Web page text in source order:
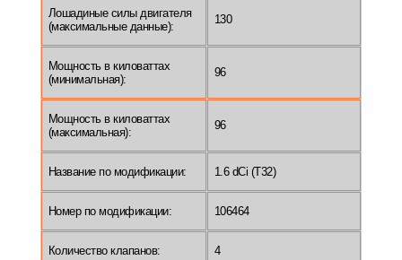
Лошадиные силы двигателя
(максимальные данные):
130
Мощность в киловаттах
(минимальная):
96
Мощность в киловаттах
(максимальная):
96
Название по модификации: 1.6 dCi (T32)
Номер по модификации: 106464
Количество клапанов: 4